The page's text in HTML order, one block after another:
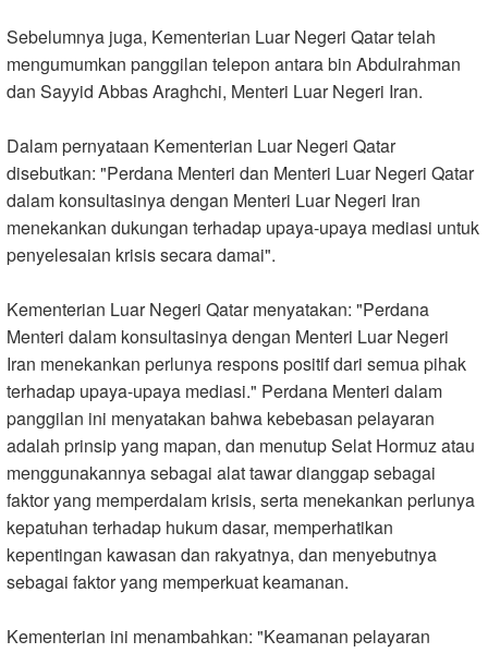
Sebelumnya juga, Kementerian Luar Negeri Qatar telah
mengumumkan panggilan telepon antara bin Abdulrahman
dan Sayyid Abbas Araghchi, Menteri Luar Negeri Iran.
Dalam pernyataan Kementerian Luar Negeri Qatar
disebutkan: "Perdana Menteri dan Menteri Luar Negeri Qatar
dalam konsultasinya dengan Menteri Luar Negeri Iran
menekankan dukungan terhadap upaya-upaya mediasi untuk
penyelesaian krisis secara damai."
Kementerian Luar Negeri Qatar menyatakan: "Perdana
Menteri dalam konsultasinya dengan Menteri Luar Negeri
Iran menekankan perlunya respons positif dari semua pihak
terhadap upaya-upaya mediasi." Perdana Menteri dalam
panggilan ini menyatakan bahwa kebebasan pelayaran
adalah prinsip yang mapan, dan menutup Selat Hormuz atau
menggunakannya sebagai alat tawar dianggap sebagai
faktor yang memperdalam krisis, serta menekankan perlunya
kepatuhan terhadap hukum dasar, memperhatikan
kepentingan kawasan dan rakyatnya, dan menyebutnya
sebagai faktor yang memperkuat keamanan.
Kementerian ini menambahkan: "Keamanan pelayaran